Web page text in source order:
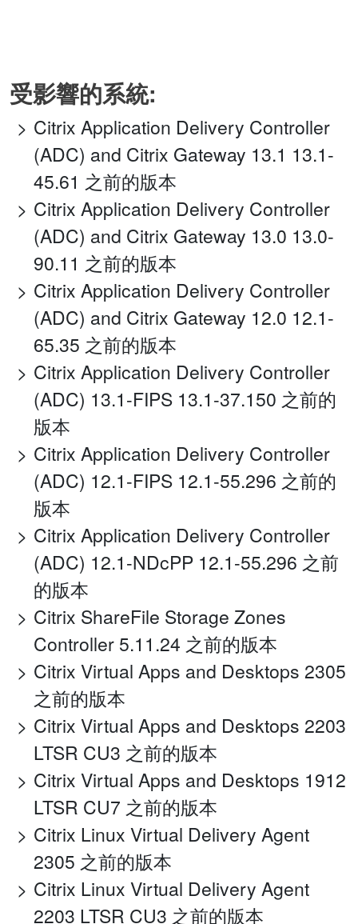
受影響的系統:
Citrix Application Delivery Controller
(ADC) and Citrix Gateway 13.1 13.1-
45.61 之前的版本
Citrix Application Delivery Controller
(ADC) and Citrix Gateway 13.0 13.0-
90.11 之前的版本
Citrix Application Delivery Controller
(ADC) and Citrix Gateway 12.0 12.1-
65.35 之前的版本
Citrix Application Delivery Controller
(ADC) 13.1-FIPS 13.1-37.150 之前的
版本
Citrix Application Delivery Controller
(ADC) 12.1-FIPS 12.1-55.296 之前的
版本
Citrix Application Delivery Controller
(ADC) 12.1-NDcPP 12.1-55.296 之前
的版本
Citrix ShareFile Storage Zones
Controller 5.11.24 之前的版本
Citrix Virtual Apps and Desktops 2305
之前的版本
Citrix Virtual Apps and Desktops 2203
LTSR CU3 之前的版本
Citrix Virtual Apps and Desktops 1912
LTSR CU7 之前的版本
Citrix Linux Virtual Delivery Agent
2305 之前的版本
Citrix Linux Virtual Delivery Agent
2203 LTSR CU3 之前的版本